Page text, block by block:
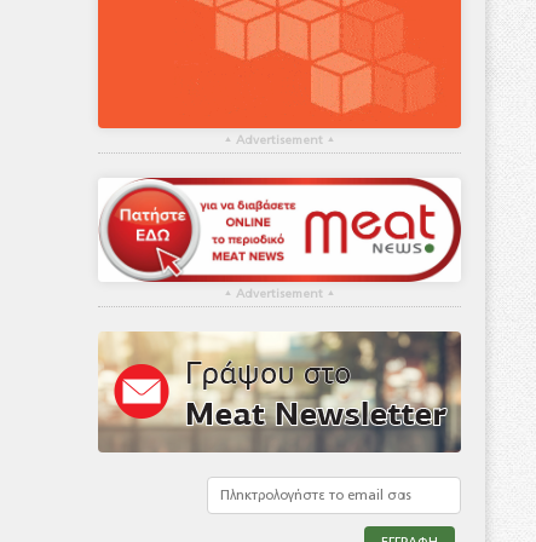
▴ Advertisement ▴
▴ Advertisement ▴